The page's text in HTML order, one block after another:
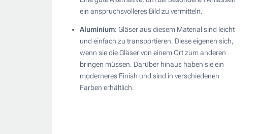
ein anspruchsvolleres Bild zu vermitteln.
Aluminium: Gläser aus diesem Material sind leicht
und einfach zu transportieren. Diese eigenen sich,
wenn sie die Gläser von einem Ort zum anderen
bringen müssen. Darüber hinaus haben sie ein
moderneres Finish und sind in verschiedenen
Farben erhältlich.